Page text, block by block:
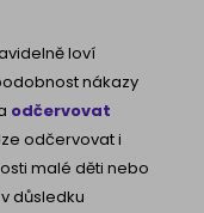
loví
nákazy
odčervovat
odčervovat i
malé děti nebo
důsledku